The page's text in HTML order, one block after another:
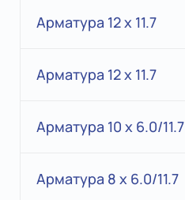
Арматура 12 x 11.7
Арматура 12 x 11.7
Арматура 10 x 6.0/11.7
Арматура 8 x 6.0/11.7